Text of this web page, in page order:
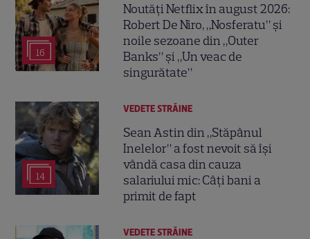
16
Noutăți Netflix în august 2026:
Robert De Niro, „Nosferatu” și
noile sezoane din „Outer
Banks” și „Un veac de
singurătate”
14
VEDETE STRĂINE
Sean Astin din „Stăpânul
Inelelor” a fost nevoit să își
vândă casa din cauza
salariului mic: Câți bani a
primit de fapt
VEDETE STRĂINE